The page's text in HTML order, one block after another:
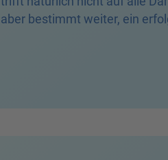
aber bestimmt weiter, ein